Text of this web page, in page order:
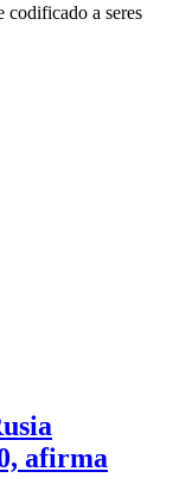
codificado a seres
afirma